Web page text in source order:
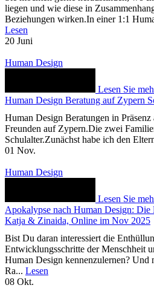
liegen und wie diese in
Beziehungen wirken.In einer 1:1
Lesen
20 Juni
Human Design
Lesen Sie
Human Design Beratung auf Zypern
Human Design Beratungen in
Freunden auf Zypern.Die zwei
Schulalter.Zunächst habe ich den
01 Nov.
Human Design
Lesen Sie
Apokalypse nach Human Design: Die
Katja & Zinaida, Online im Nov 2025
Bist Du daran interessiert die
Entwicklungsschritte der Menschheit
Human Design kennenzulernen? Und
Ra... Lesen
08 Okt.